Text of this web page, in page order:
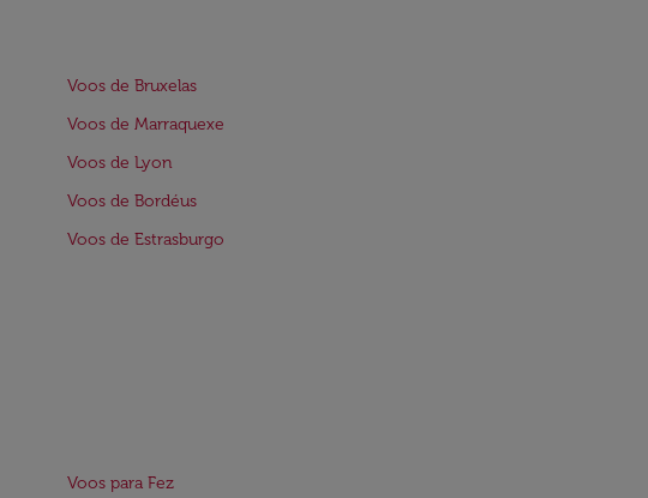
Voos de Bruxelas
Voos de Marraquexe
Voos de Lyon
Voos de Bordéus
Voos de Estrasburgo
Voos para Fez